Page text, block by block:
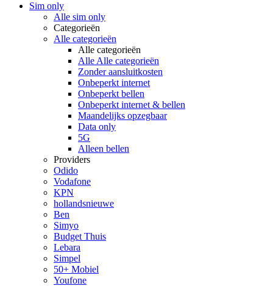
Sim only
Alle sim only
Categorieën
Alle categorieën
Alle categorieën
Alle Alle categorieën
Zonder aansluitkosten
Onbeperkt internet
Onbeperkt bellen
Onbeperkt internet & bellen
Maandelijks opzegbaar
Data only
5G
Alleen bellen
Providers
Odido
Vodafone
KPN
hollandsnieuwe
Ben
Simyo
Budget Thuis
Lebara
Simpel
50+ Mobiel
Youfone